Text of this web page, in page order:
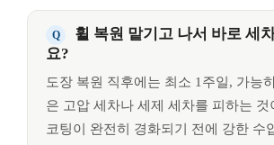
휠 복원 맡기고 나서 바로 세
요?
도장 복원 직후에는 최소 1주일, 가능
은 고압 세차나 세제 세차를 피하는 것
코팅이 완전히 경화되기 전에 강한 수